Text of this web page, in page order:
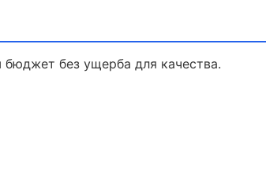
без ущерба для качества.